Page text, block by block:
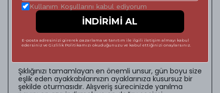
Adımlarınızda Kusursuz
Konfor: Doğru Ayakkabı
Numarası Rehberi
Şıklığınızı tamamlayan en önemli unsur, gün boyu size
eşlik eden ayakkabılarınızın ayaklarınıza kusursuz bir
şekilde oturmasıdır. Alışveriş sürecinizde yanılma
Kullanım Koşullarını kabul ediyorum
İNDİRİMİ AL
E-posta adresinizi girerek pazarlama ve tanıtım ile ilgili iletişim almayı kabul
edersiniz ve Gizlilik Politikamızı okuduğunuzu ve kabul ettiğinizi onaylarsınız.